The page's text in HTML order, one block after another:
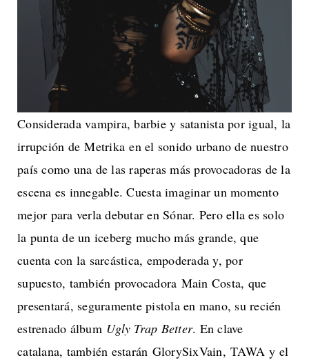
Considerada vampira, barbie y satanista por igual, la
irrupción de Metrika en el sonido urbano de nuestro
país como una de las raperas más provocadoras de la
escena es innegable. Cuesta imaginar un momento
mejor para verla debutar en Sónar. Pero ella es solo
la punta de un iceberg mucho más grande, que
cuenta con la sarcástica, empoderada y, por
supuesto, también provocadora Main Costa, que
presentará, seguramente pistola en mano, su recién
estrenado álbum Ugly Trap Better. En clave
catalana, también estarán GlorySixVain, TAWA y el